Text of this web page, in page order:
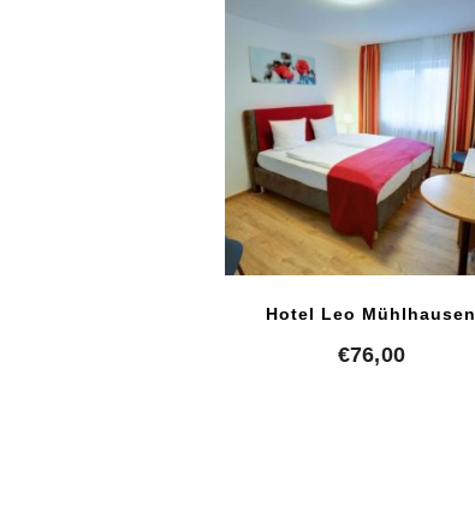
Hotel Leo Mühlhausen
€76,00